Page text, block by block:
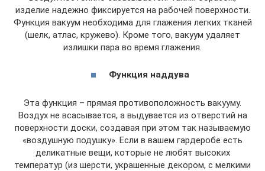
изделие надежно фиксируется на рабочей поверхности.
Функция вакуум необходима для глажения легких тканей
(шелк, атлас, кружево). Кроме того, вакуум удаляет
излишки пара во время глажения.
Функция наддува
Эта функция – прямая противоположность вакууму.
Воздух не всасывается, а выдувается из отверстий на
поверхности доски, создавая при этом так называемую
«воздушную подушку». Если в вашем гардеробе есть
деликатные вещи, которые не любят высоких
температур (из шерсти, украшенные декором, с мелкими